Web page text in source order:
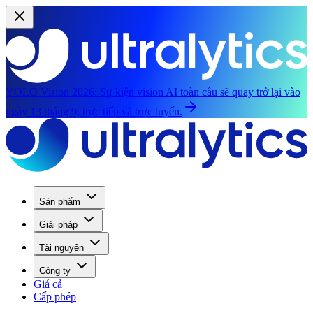
YOLO Vision 2026: Sự kiện vision AI toàn cầu sẽ quay trở lại vào
ngày 13 tháng 9, trực tiếp và trực tuyến.
Sản phẩm
Giải pháp
Tài nguyên
Công ty
Giá cả
Cấp phép